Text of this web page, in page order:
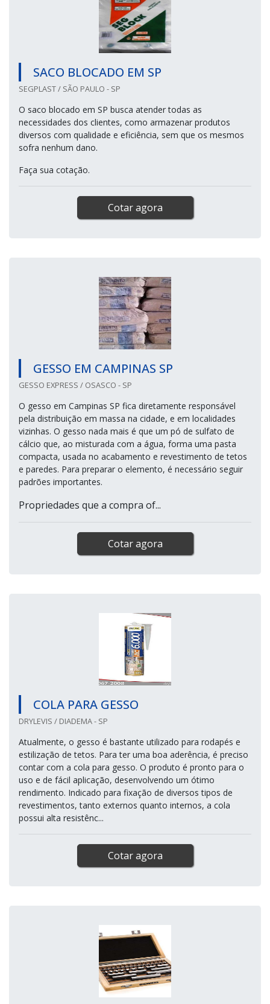
SACO BLOCADO EM SP
SEGPLAST / SÃO PAULO - SP
O saco blocado em SP busca atender todas as
necessidades dos clientes, como armazenar produtos
diversos com qualidade e eficiência, sem que os mesmos
sofra nenhum dano.
Faça sua cotação.
Cotar agora
GESSO EM CAMPINAS SP
GESSO EXPRESS / OSASCO - SP
O gesso em Campinas SP fica diretamente responsável
pela distribuição em massa na cidade, e em localidades
vizinhas. O gesso nada mais é que um pó de sulfato de
cálcio que, ao misturada com a água, forma uma pasta
compacta, usada no acabamento e revestimento de tetos
e paredes. Para preparar o elemento, é necessário seguir
padrões importantes.
Propriedades que a compra of...
Cotar agora
COLA PARA GESSO
DRYLEVIS / DIADEMA - SP
Atualmente, o gesso é bastante utilizado para rodapés e
estilização de tetos. Para ter uma boa aderência, é preciso
contar com a cola para gesso. O produto é pronto para o
uso e de fácil aplicação, desenvolvendo um ótimo
rendimento. Indicado para fixação de diversos tipos de
revestimentos, tanto externos quanto internos, a cola
possui alta resistênc...
Cotar agora